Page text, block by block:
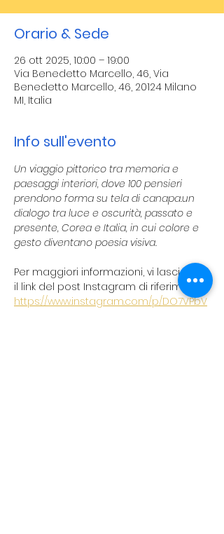
Orario & Sede
26 ott 2025, 10:00 – 19:00
Via Benedetto Marcello, 46, Via
Benedetto Marcello, 46, 20124 Milano
MI, Italia
Info sull'evento
Un viaggio pittorico tra memoria e
paesaggi interiori, dove 100 pensieri
prendono forma su tela di canapa.un
dialogo tra luce e oscurità, passato e
presente, Corea e Italia, in cui colore e
gesto diventano poesia visiva.
Per maggiori informazioni, vi lasciamo
il link del post Instagram di riferimento:
https://www.instagram.com/p/DO7VPbV